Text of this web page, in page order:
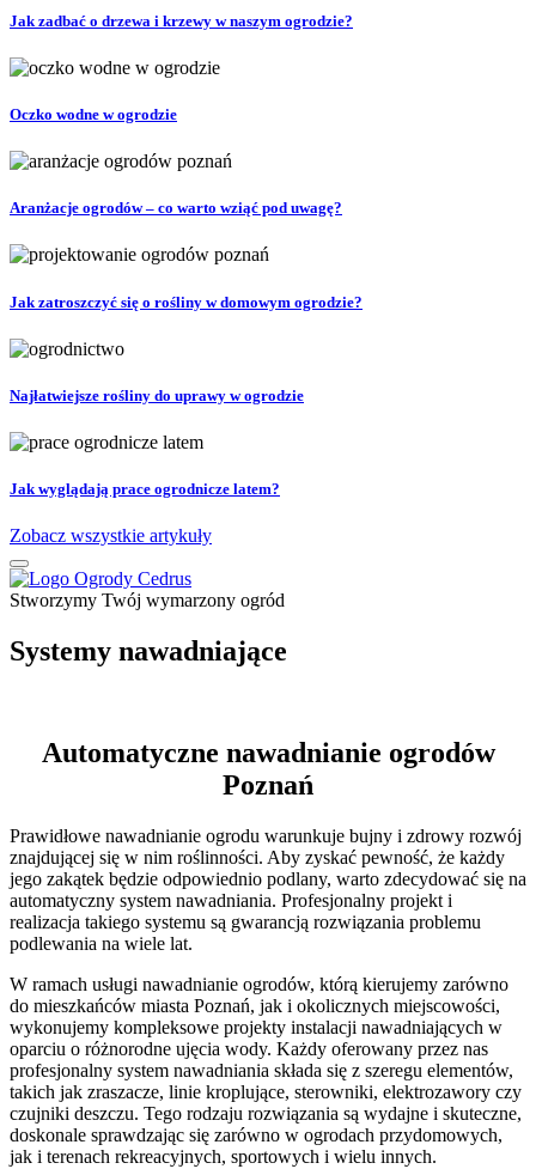
Jak zadbać o drzewa i krzewy w naszym ogrodzie?
Oczko wodne w ogrodzie
Aranżacje ogrodów – co warto wziąć pod uwagę?
Jak zatroszczyć się o rośliny w domowym ogrodzie?
Najłatwiejsze rośliny do uprawy w ogrodzie
Jak wyglądają prace ogrodnicze latem?
Zobacz wszystkie artykuły
Stworzymy Twój wymarzony ogród
Systemy nawadniające
Automatyczne nawadnianie ogrodów
Poznań
Prawidłowe nawadnianie ogrodu warunkuje bujny i zdrowy rozwój
znajdującej się w nim roślinności. Aby zyskać pewność, że każdy
jego zakątek będzie odpowiednio podlany, warto zdecydować się na
automatyczny system nawadniania. Profesjonalny projekt i
realizacja takiego systemu są gwarancją rozwiązania problemu
podlewania na wiele lat.
W ramach usługi nawadnianie ogrodów, którą kierujemy zarówno
do mieszkańców miasta Poznań, jak i okolicznych miejscowości,
wykonujemy kompleksowe projekty instalacji nawadniających w
oparciu o różnorodne ujęcia wody. Każdy oferowany przez nas
profesjonalny system nawadniania składa się z szeregu elementów,
takich jak zraszacze, linie kroplujące, sterowniki, elektrozawory czy
czujniki deszczu. Tego rodzaju rozwiązania są wydajne i skuteczne,
doskonale sprawdzając się zarówno w ogrodach przydomowych,
jak i terenach rekreacyjnych, sportowych i wielu innych.